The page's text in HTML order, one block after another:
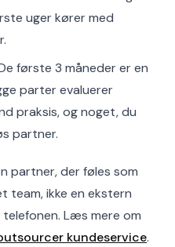
uger kører med
første 3 måneder er en
parter evaluerer
praksis, og noget, du
partner.
partner, der føles som
team, ikke en ekstern
Læs mere om
kundeservice.